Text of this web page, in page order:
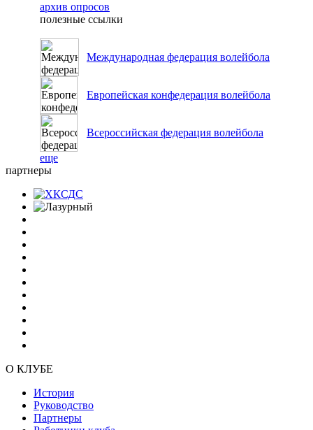
архив опросов
полезные ссылки
Международная федерация волейбола
Европейская конфедерация волейбола
Всероссийская федерация волейбола
еще
партнеры
О КЛУБЕ
История
Руководство
Партнеры